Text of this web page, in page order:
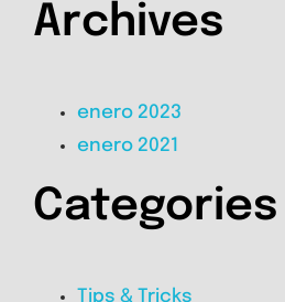
Archives
enero 2023
enero 2021
Categories
Tips & Tricks